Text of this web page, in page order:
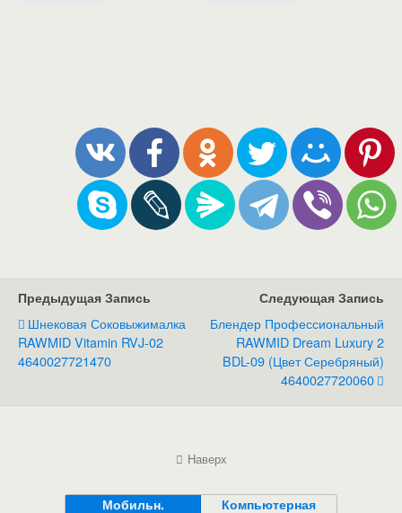
Предыдущая Запись
Шнековая Соковыжималка
RAWMID Vitamin RVJ-02
4640027721470
Следующая Запись
Блендер Профессиональный
RAWMID Dream Luxury 2
BDL-09 (цвет Серебряный)
4640027720060
Наверх
Мобильн. Компьютерная